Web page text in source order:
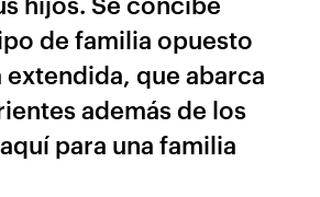
de familia opuesto
extendida, que abarca
además de los
para una familia